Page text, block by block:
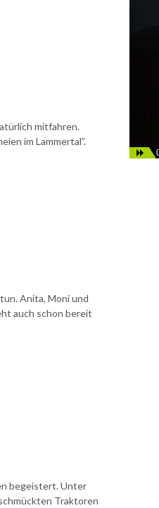
mitfahren.
im Lammertal”.
Anita, Moni und
auch schon bereit
begeistert. Unter
Traktoren